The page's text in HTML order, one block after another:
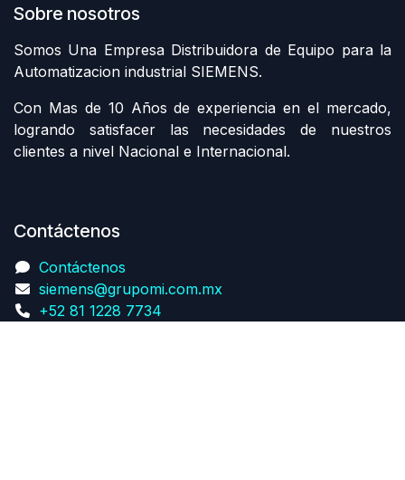
Sobre nosotros
Somos Una Empresa Distribuidora de Equipo para la
Automatizacion industrial SIEMENS.
Con Mas de 10 Años de experiencia en el mercado,
logrando satisfacer las necesidades de nuestros
clientes a nivel Nacional e Internacional.
Contáctenos
Contáctenos
siemens@grupomi.com.mx
+52 81 1228 7734